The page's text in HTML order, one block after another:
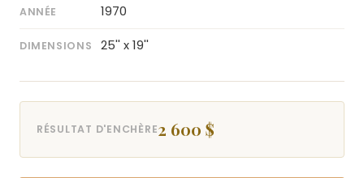
ANNÉE 1970
DIMENSIONS 25'' x 19''
RÉSULTAT D'ENCHÈRE2 600 $